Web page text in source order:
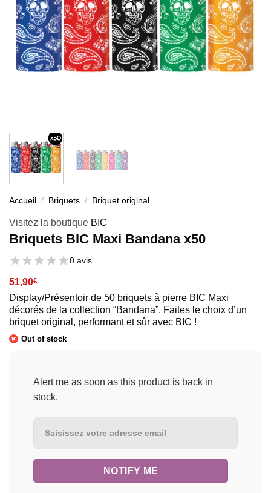
Accueil / Briquets / Briquet original
Visitez la boutique BIC
Briquets BIC Maxi Bandana x50
0 avis
51,90€
Display/Présentoir de 50 briquets à pierre BIC Maxi
décorés de la collection “Bandana”. Faites le choix d’un
briquet original, performant et sûr avec BIC !
Out of stock
Alert me as soon as this product is back in
stock.